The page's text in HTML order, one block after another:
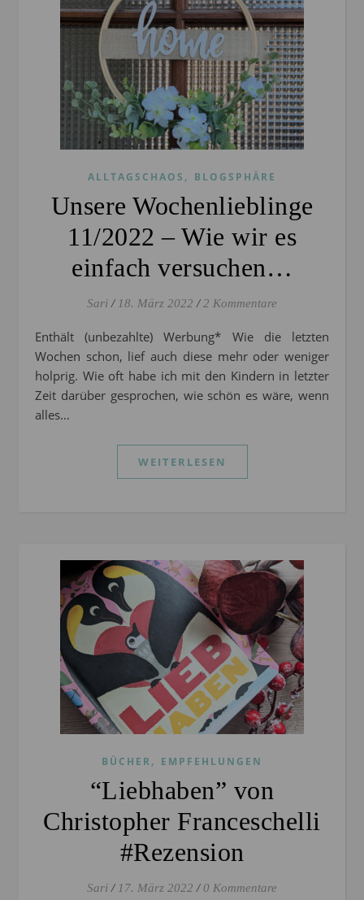
ALLTAGSCHAOS , BLOGSPHÄRE
Unsere Wochenlieblinge
11/2022 – Wie wir es
einfach versuchen…
Sari / 18. März 2022 / 2 Kommentare
Enthält (unbezahlte) Werbung* Wie die letzten
Wochen schon, lief auch diese mehr oder weniger
holprig. Wie oft habe ich mit den Kindern in letzter
Zeit darüber gesprochen, wie schön es wäre, wenn
alles…
WEITERLESEN
BÜCHER, EMPFEHLUNGEN
“Liebhaben” von
Christopher Franceschelli
#Rezension
Sari / 17. März 2022 / 0 Kommentare